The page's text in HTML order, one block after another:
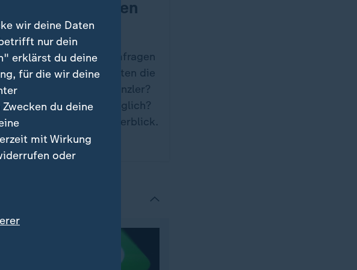
es in der letzten
Partei führt in den Umfragen
Wen hätten die
am liebsten als Kanzler?
Koalitionen wären möglich?
Zahlen im Überblick.
Meyer
wir deine Daten
nur dein
erklärst du deine
für die wir deine
du deine
mit Wirkung
oder